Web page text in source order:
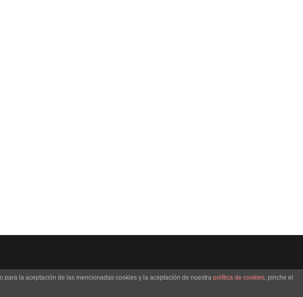
la aceptación de las mencionadas cookies y la aceptación de nuestra política de cookies, pinche el